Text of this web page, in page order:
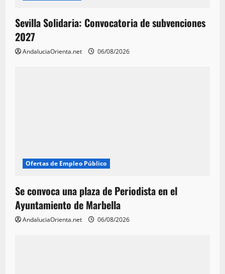
Sevilla Solidaria: Convocatoria de subvenciones
2027
AndaluciaOrienta.net 06/08/2026
Ofertas de Empleo Público
Se convoca una plaza de Periodista en el
Ayuntamiento de Marbella
AndaluciaOrienta.net 06/08/2026